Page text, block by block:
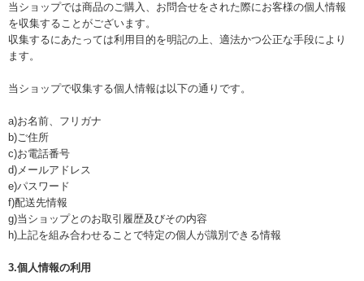
当ショップでは商品のご購入、お問合せをされた際にお客様の個人情報
を収集することがございます。
収集するにあたっては利用目的を明記の上、適法かつ公正な手段により
ます。
当ショップで収集する個人情報は以下の通りです。
a)お名前、フリガナ
b)ご住所
c)お電話番号
d)メールアドレス
e)パスワード
f)配送先情報
g)当ショップとのお取引履歴及びその内容
h)上記を組み合わせることで特定の個人が識別できる情報
3.個人情報の利用